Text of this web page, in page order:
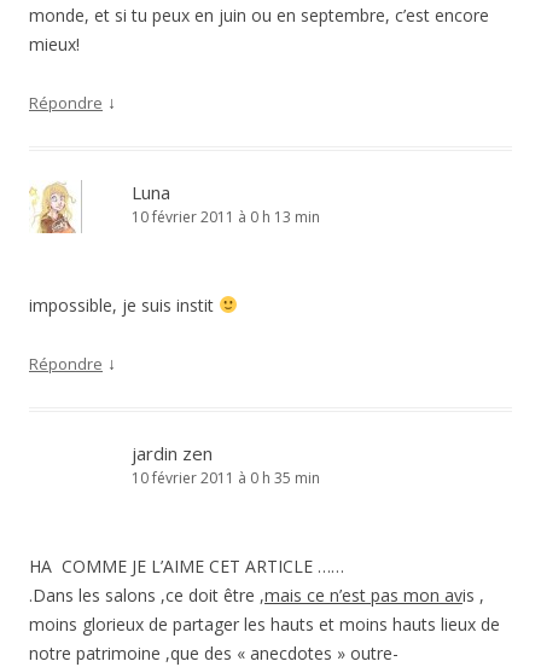
monde, et si tu peux en juin ou en septembre, c’est encore
mieux!
Répondre ↓
Luna
10 février 2011 à 0 h 13 min
impossible, je suis instit
Répondre ↓
jardin zen
10 février 2011 à 0 h 35 min
HA COMME JE L’AIME CET ARTICLE ……
.Dans les salons ,ce doit être ,mais ce n’est pas mon avis ,
moins glorieux de partager les hauts et moins hauts lieux de
notre patrimoine ,que des « anecdotes » outre-